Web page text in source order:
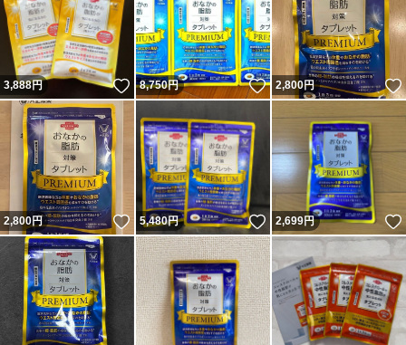
3,888円 いいね！
8,750円 いいね！
2,800円
2,800円 いいね！
5,480円 いいね！
2,699円